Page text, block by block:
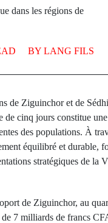
dans les régions de
BY LANG FILS
de Ziguinchor et de
de cinq jours constitue
des populations. À
équilibré et durable,
stratégiques de la
de Ziguinchor, au
7 milliards de francs